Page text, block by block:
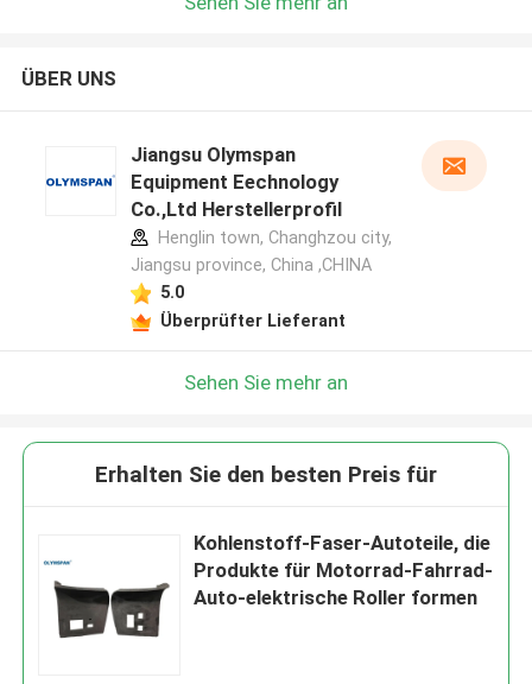
ÜBER UNS
Jiangsu Olymspan
Equipment Eechnology
Co.,Ltd Herstellerprofil
Henglin town, Changhzou city,
Jiangsu province, China ,CHINA
5.0
Überprüfter Lieferant
Sehen Sie mehr an
Erhalten Sie den besten Preis für
Kohlenstoff-Faser-Autoteile, die
Produkte für Motorrad-Fahrrad-
Auto-elektrische Roller formen